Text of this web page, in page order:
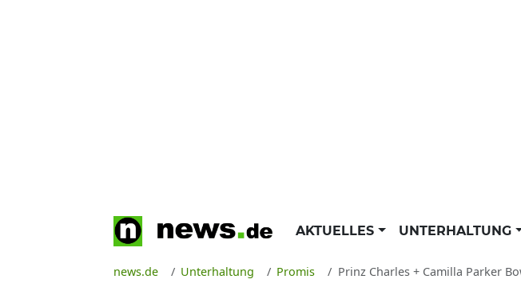
AKTUELLES UNTERHALTUNG
news.de Unterhaltung Promis Prinz Charles + Camilla Parker